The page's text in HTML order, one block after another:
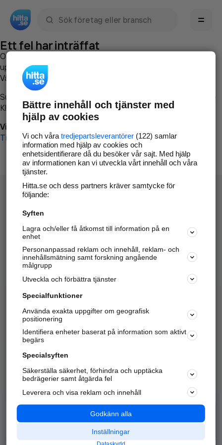
Ett fel har inträffat
Om du vill kan du
uppstod så att vi lättare och snabbare kan avhjälpa det.
Vänligen försök med följande:
Surfa till
Klicka påTillbaka-knappen i webbläsaren och försök igen
Vi beklagar besväret!
Till startsidan
Hitta.se - Gratis nummerupplysning.
Sök företag, personer och platser.
Hitta telefonnummer, adresser, företagsinfo mm.
Marknadsför företaget
Kom igång och annonsera mot
samarbetspartners nära dig.
Alla kategorier
Populära sökningar
API & Kartor
Annonsera
Integritet
Nödnummer
Bättre innehåll och tjänster med
hjälp av cookies
Vi och våra tredjepartsleverantörer(122) samlar
information med hjälp av cookies och
enhetsidentifierare då du besöker vår sajt. Med hjälp
av informationen kan vi utveckla vårt innehåll och våra
tjänster.
Hitta.se och dess partners kräver samtycke för
följande:
Syften
Lagra och/eller få åtkomst till information på en
enhet
Personanpassad reklam och innehåll, reklam- och
innehållsmätning samt forskning angående
målgrupp
Utveckla och förbättra tjänster
Specialfunktioner
Använda exakta uppgifter om geografisk
positionering
Identifiera enheter baserat på information som aktivt
begärs
Specialsyften
Säkerställa säkerhet, förhindra och upptäcka
bedrägerier samt åtgärda fel
Leverera och visa reklam och innehåll
Godkänn alla
Inställningar
Dataskydd